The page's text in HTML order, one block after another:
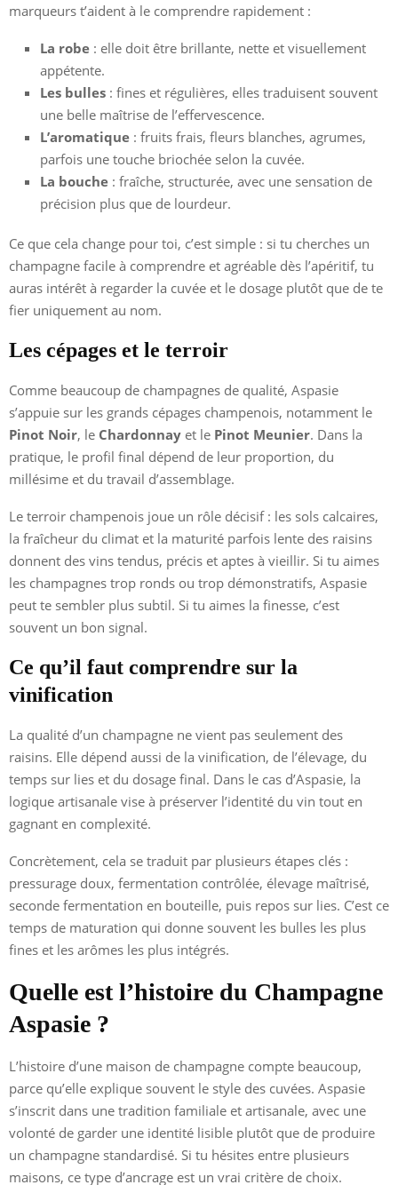
marqueurs t’aident à le comprendre rapidement :
La robe : elle doit être brillante, nette et visuellement
appétente.
Les bulles : fines et régulières, elles traduisent souvent
une belle maîtrise de l’effervescence.
L’aromatique : fruits frais, fleurs blanches, agrumes,
parfois une touche briochée selon la cuvée.
La bouche : fraîche, structurée, avec une sensation de
précision plus que de lourdeur.
Ce que cela change pour toi, c’est simple : si tu cherches un
champagne facile à comprendre et agréable dès l’apéritif, tu
auras intérêt à regarder la cuvée et le dosage plutôt que de te
fier uniquement au nom.
Les cépages et le terroir
Comme beaucoup de champagnes de qualité, Aspasie
s’appuie sur les grands cépages champenois, notamment le
Pinot Noir, le Chardonnay et le Pinot Meunier. Dans la
pratique, le profil final dépend de leur proportion, du
millésime et du travail d’assemblage.
Le terroir champenois joue un rôle décisif : les sols calcaires,
la fraîcheur du climat et la maturité parfois lente des raisins
donnent des vins tendus, précis et aptes à vieillir. Si tu aimes
les champagnes trop ronds ou trop démonstratifs, Aspasie
peut te sembler plus subtil. Si tu aimes la finesse, c’est
souvent un bon signal.
Ce qu’il faut comprendre sur la
vinification
La qualité d’un champagne ne vient pas seulement des
raisins. Elle dépend aussi de la vinification, de l’élevage, du
temps sur lies et du dosage final. Dans le cas d’Aspasie, la
logique artisanale vise à préserver l’identité du vin tout en
gagnant en complexité.
Concrètement, cela se traduit par plusieurs étapes clés :
pressurage doux, fermentation contrôlée, élevage maîtrisé,
seconde fermentation en bouteille, puis repos sur lies. C’est ce
temps de maturation qui donne souvent les bulles les plus
fines et les arômes les plus intégrés.
Quelle est l’histoire du Champagne
Aspasie ?
L’histoire d’une maison de champagne compte beaucoup,
parce qu’elle explique souvent le style des cuvées. Aspasie
s’inscrit dans une tradition familiale et artisanale, avec une
volonté de garder une identité lisible plutôt que de produire
un champagne standardisé. Si tu hésites entre plusieurs
maisons, ce type d’ancrage est un vrai critère de choix.